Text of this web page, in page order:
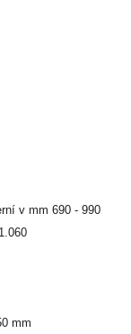
v mm 690 - 990
mm